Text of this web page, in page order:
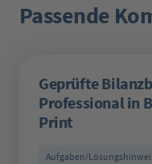
Produktgalerie
Passende
Geprüfte
Professional in
Print
Aufgaben/